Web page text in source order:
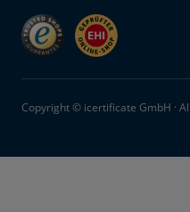
Copyright © icertificate GmbH ·